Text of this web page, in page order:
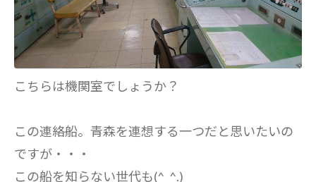
こちらは機関室でしょうか？
この連絡船。青森を連想する一つだと思いたいの
ですが・・・
この船を知らない世代も(^_^.)